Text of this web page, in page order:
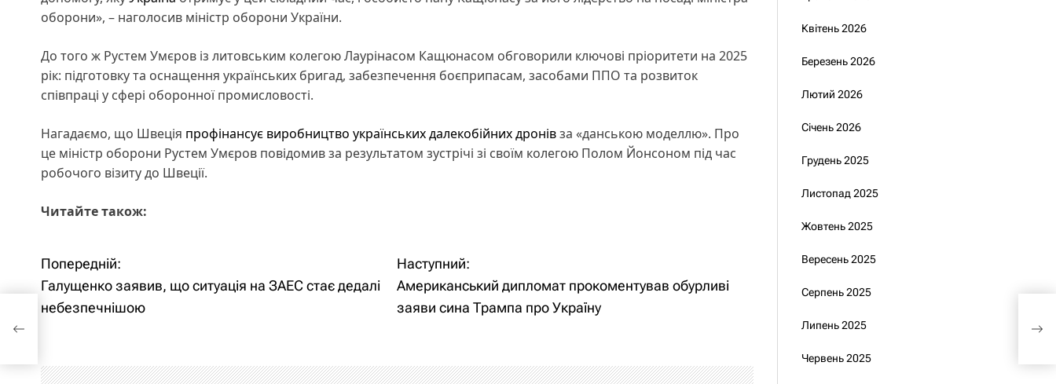
оборони», – наголосив міністр оборони України.
До того ж Рустем Умєров із литовським колегою Лаурінасом Кащюнасом обговорили ключові пріоритети на 2025
рік: підготовку та оснащення українських бригад, забезпечення боєприпасам, засобами ППО та розвиток
співпраці у сфері оборонної промисловості.
Нагадаємо, що Швеція профінансує виробництво українських далекобійних дронівза «данською моделлю». Про
це міністр оборони Рустем Умєров повідомив за результатом зустрічі зі своїм колегою Полом Йонсоном під час
робочого візиту до Швеції.
Читайте також:
Н
а
і
Попередній:
Галущенко заявив, що ситуація на ЗАЕС стає дедалі
небезпечнішою
Наступний:
Американський дипломат прокоментував обурливі
заяви сина Трампа про Україну
Квітень 2026
Березень 2026
Лютий 2026
Січень 2026
Грудень 2025
Листопад 2025
Жовтень 2025
Вересень 2025
Серпень 2025
Липень 2025
Червень 2025